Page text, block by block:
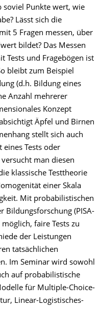
soviel Punkte wert, wie
Lässt sich die
5 Fragen messen, über
bildet? Das Messen
Tests und Fragebögen ist
bleibt zum Beispiel
(d.h. Bildung eines
Anzahl mehrerer
Konzept
Äpfel und Birnen
stellt sich auch
eines Tests oder
man diesen
klassische Testtheorie
einer Skala
Mit probabilistischen
Bildungsforschung (PISA-
faire Tests zu
der Leistungen
tatsächlichen
Im Seminar wird sowohl
auf probabilistische
für Multiple-Choice-
Linear-Logistisches-